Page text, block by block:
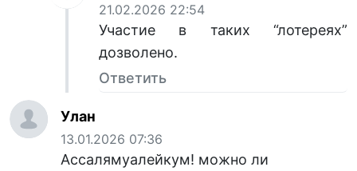
21.02.2026 22:54
Участие в таких “лотереях”
дозволено.
Ответить
Улан
13.01.2026 07:36
Ассалямуалейкум! можно ли